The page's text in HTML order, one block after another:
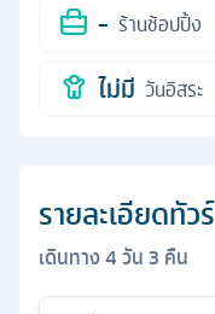
- ร้านช้อปปิ้ง
ไม่มี วันอิสระ
รายละเอียดทัวร์
เดินทาง4วัน3 คืน